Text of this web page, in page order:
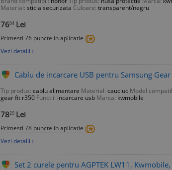
Material: sticla securizata Culoare: transparent/negru
7604 Lei
Primesti 76 puncte in aplicatie
Vezi detalii ›
Cablu de incarcare USB pentru Samsung
Tip produs: cablu alimentare Material: cauciuc Model
gear fit r350 Functii: incarcare usb Marca: kwmobile
7829 Lei
Primesti 78 puncte in aplicatie
Vezi detalii ›
Set 2 curele pentru AGPTEK LW11,